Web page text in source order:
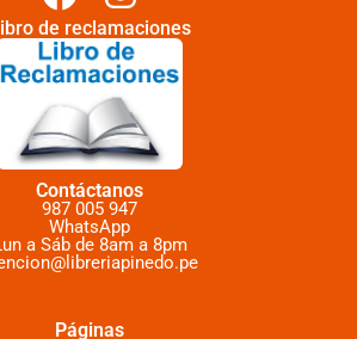
de reclamaciones
Contáctanos
987 005 947
WhatsApp
a Sáb de 8am a 8pm
Páginas